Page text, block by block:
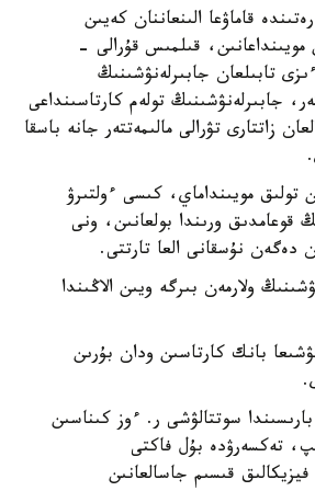
قاماۋعا الىنعاننان كەيىن
مويىنداعانىن، قىلمىس قۇرالى -
تابىلعان جابىرلەنۋشىنىڭ
جابىرلەنۋشىنىڭ تولەم كارتاسىنداعى
زاتتارى تۋرالى مالىمەتتەر جانە باسقا
تولىق مويىنداماي، كىسى ءولتىرۋ
قوعامدىق ورىندا بولعانىن، ونى
دەگەن نۇسقانى العا تارتتى.
ولارمەن بىرگە ويىن الاڭىندا
بانك كارتاسىن ودان بۇرىن
سوتتالۋشى ر. ءوز كىناسىن
تەكسەرۋدە بۇل فاكتى
قىسىم جاسالعانىن